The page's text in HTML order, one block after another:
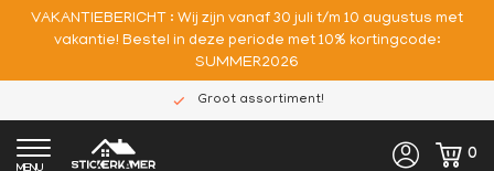
VAKANTIEBERICHT : Wij zijn vanaf 30 juli t/m 10 augustus met
vakantie! Bestel in deze periode met 10% kortingcode:
SUMMER2026
Hoge kwaliteit
0